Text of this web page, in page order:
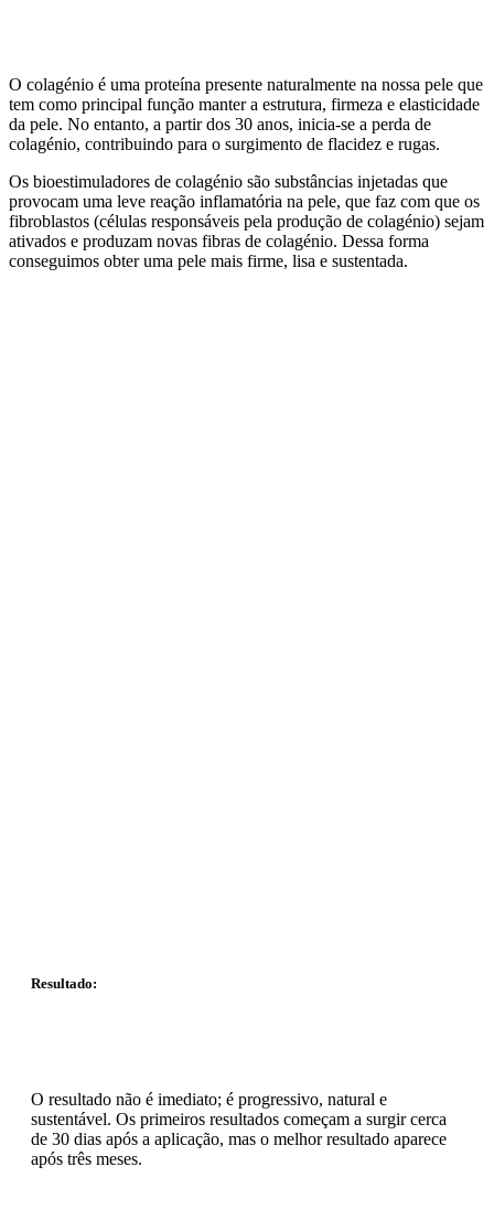
O colagénio é uma proteína presente naturalmente na nossa pele que
tem como principal função manter a estrutura, firmeza e elasticidade
da pele. No entanto, a partir dos 30 anos, inicia-se a perda de
colagénio, contribuindo para o surgimento de flacidez e rugas.
Os bioestimuladores de colagénio são substâncias injetadas que
provocam uma leve reação inflamatória na pele, que faz com que os
fibroblastos (células responsáveis pela produção de colagénio) sejam
ativados e produzam novas fibras de colagénio. Dessa forma
conseguimos obter uma pele mais firme, lisa e sustentada.
Resultado:
O resultado não é imediato; é progressivo, natural e
sustentável. Os primeiros resultados começam a surgir cerca
de 30 dias após a aplicação, mas o melhor resultado aparece
após três meses.